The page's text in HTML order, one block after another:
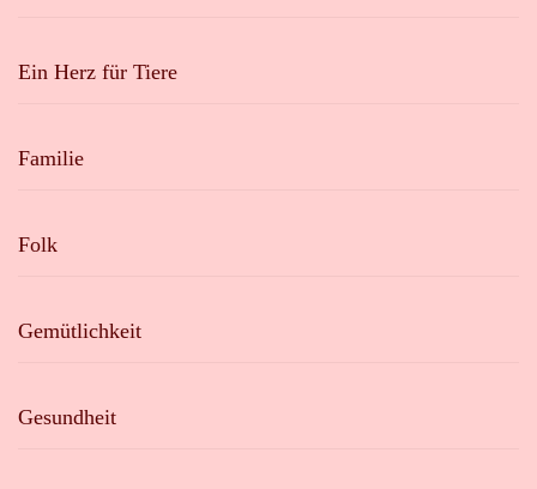
Ein Herz für Tiere
Familie
Folk
Gemütlichkeit
Gesundheit